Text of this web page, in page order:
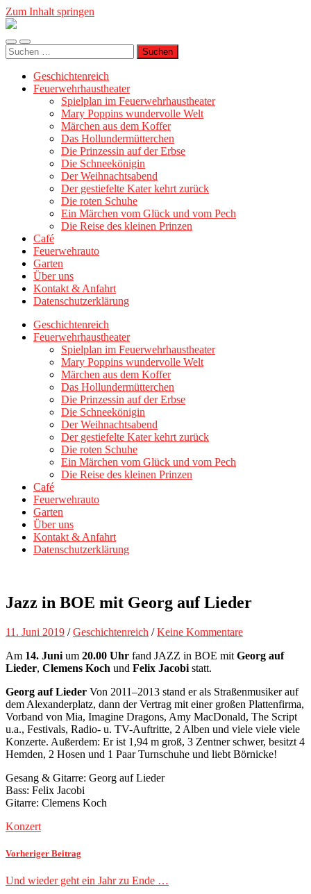
Zum Inhalt springen
Geschichtenreich
Mobile-
Menü
Suchfeld
ein-/ausblenden
Suche
nach:
Geschichtenreich
Feuerwehrhaustheater
Spielplan im Feuerwehrhaustheater
Mary Poppins wundervolle Welt
Märchen aus dem Koffer
Das Hollundermütterchen
Die Prinzessin auf der Erbse
Die Schneekönigin
Der Weihnachtsabend
Der gestiefelte Kater kehrt zurück
Die roten Schuhe
Ein Märchen vom Glück und vom Pech
Die Reise des kleinen Prinzen
Café
Feuerwehrauto
Garten
Über uns
Kontakt & Anfahrt
Datenschutzerklärung
Geschichtenreich
Feuerwehrhaustheater
Spielplan im Feuerwehrhaustheater
Mary Poppins wundervolle Welt
Märchen aus dem Koffer
Das Hollundermütterchen
Die Prinzessin auf der Erbse
Die Schneekönigin
Der Weihnachtsabend
Der gestiefelte Kater kehrt zurück
Die roten Schuhe
Ein Märchen vom Glück und vom Pech
Die Reise des kleinen Prinzen
Café
Feuerwehrauto
Garten
Über uns
Kontakt & Anfahrt
Datenschutzerklärung
Jazz in BOE mit Georg auf Lieder
11. Juni 2019 /Geschichtenreich /Keine Kommentare
Am 14. Juni um 20.00 Uhr fand JAZZ in BOE mit Georg auf
Lieder, Clemens Koch und Felix Jacobi statt.
Georg auf Lieder Von 2011–2013 stand er als Straßenmusiker auf
dem Alexanderplatz, dann der Vertrag mit einer großen Plattenfirma,
Vorband von Mia, Imagine Dragons, Amy MacDonald, The Script
u.a., Festivals, Radio- u. TV-Auftritte, 2 Alben und viele viele viele
Konzerte. Außerdem: Er ist 1,94 m groß, 3 Zentner schwer, besitzt 4
Hemden, 2 Hosen und 1 Paar Turnschuhe und liebt Börnicke!
Gesang & Gitarre: Georg auf Lieder
Bass: Felix Jacobi
Gitarre: Clemens Koch
Konzert
Vorheriger Beitrag
Und wieder geht ein Jahr zu Ende …